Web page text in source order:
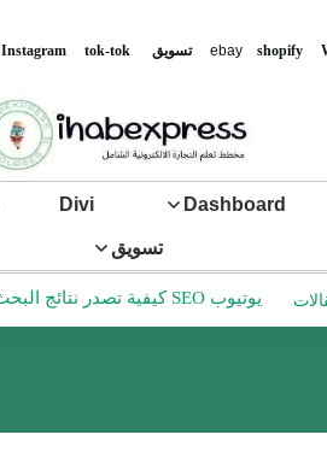
ebay shopify تسويق Instagram tok-tok
Dashboard
Divi
تسويق
يوتيوب SEO كيفية تصدر نتائج البحث في اليوتيوب 2023